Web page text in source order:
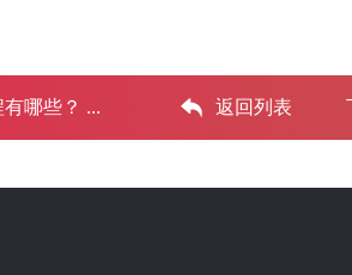
哪些？ ...‌ 返回列表